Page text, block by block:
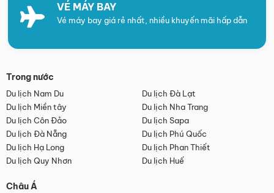
VÉ MÁY BAY
Vé máy bay giá rẻ nhất, nhiều khuyến mãi hấp dẫn
Trong nước
Du lịch Nam Du
Du lịch Đà Lạt
Du lịch Miền tây
Du lịch Nha Trang
Du lịch Côn Đảo
Du lịch Sapa
Du lịch Đà Nẵng
Du lịch Phú Quốc
Du lịch Hạ Long
Du lịch Phan Thiết
Du lịch Quy Nhơn
Du lịch Huế
Châu Á